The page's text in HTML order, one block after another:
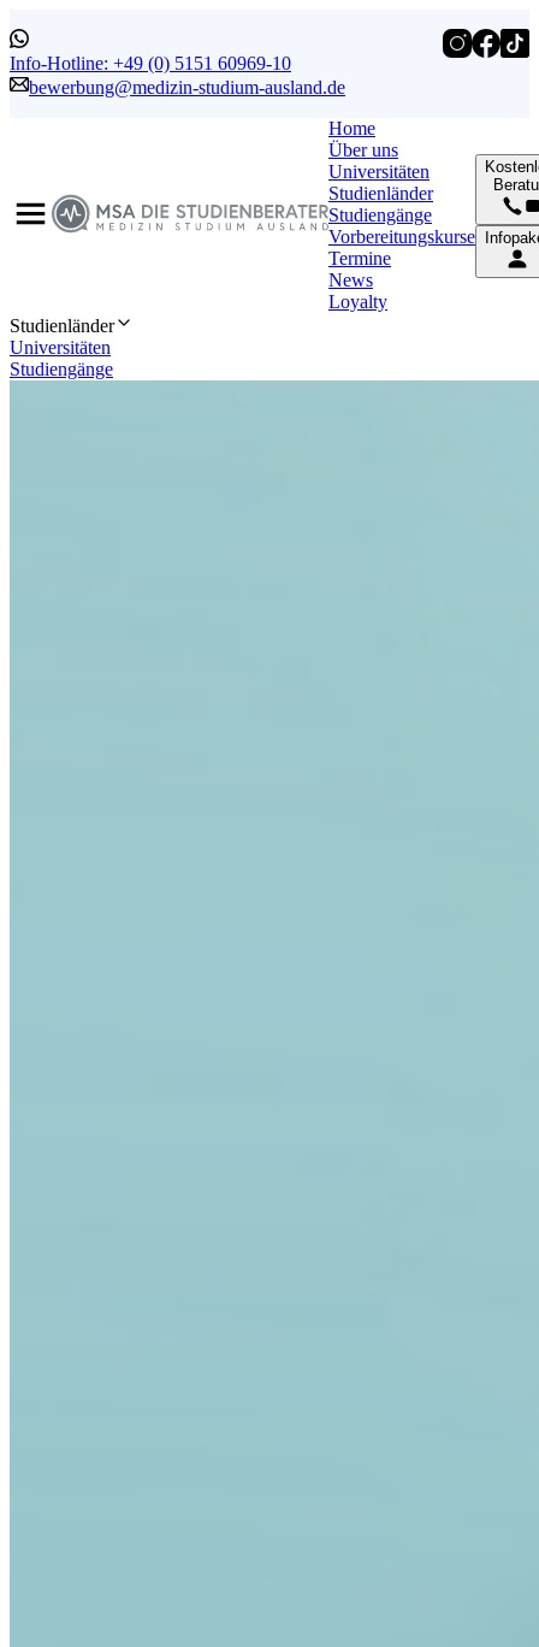
Info-Hotline: +49 (0) 5151 60969-10
bewerbung@medizin-studium-ausland.de
Home
Über uns
Universitäten
Studienländer
Studiengänge
Vorbereitungskurse
Termine
News
Loyalty
Studienländer
Universitäten
Studiengänge